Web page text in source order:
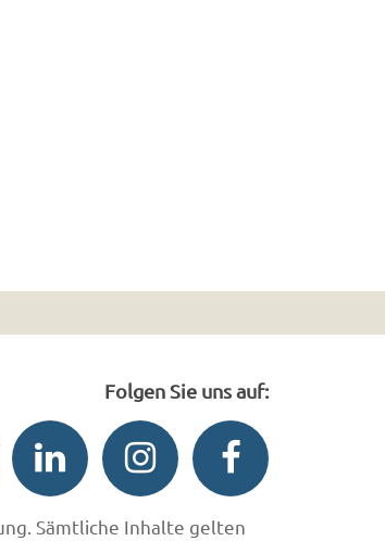
Folgen Sie uns auf:
Sämtliche Inhalte gelten